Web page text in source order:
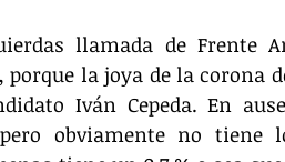
llamada de Frente
porque la joya de la corona
Iván Cepeda. En
obviamente no